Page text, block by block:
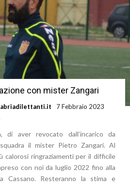
con mister Zangari
7 Febbraio 2023
di aver revocato dall’incarico da
il mister Pietro Zangari. Al
calorosi ringraziamenti per il difficile
con noi da luglio 2022 fino alla
Cassano. Resteranno la stima e